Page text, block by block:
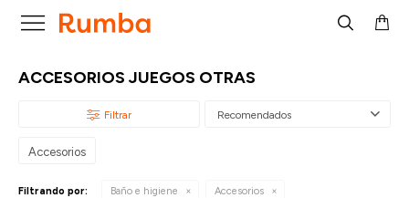

ACCESORIOS JUEGOS OTRAS
Recomendados
Accesorios
Filtrando por: Baño e higiene
Accesorios